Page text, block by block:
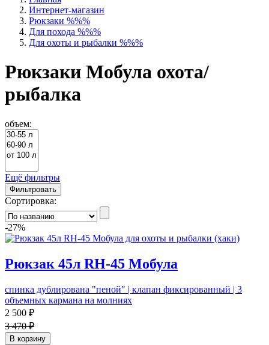
Интернет-магазин
Рюкзаки %%%
Для похода %%%
Для охоты и рыбалки %%%
Рюкзаки Мобула охота/
рыбалка
объем:
Ещё фильтры
Фильтровать
Сортировка:
-27%
Рюкзак 45л RH-45 Мобула
спинка дублирована "пеной" | клапан фиксированный | 3
объемных кармана на молниях
2 500 ₽
3 470 ₽
В корзину